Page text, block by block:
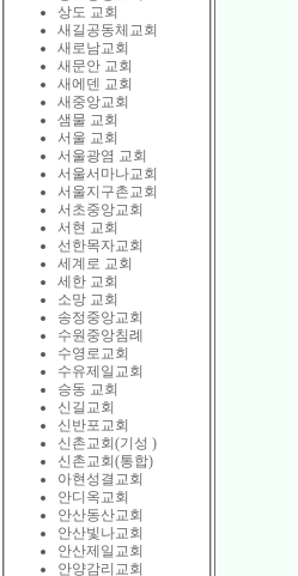
상도 교회
새길공동체교회
새로남교회
새문안 교회
새에덴 교회
새중앙교회
샘물 교회
서울 교회
서울광염 교회
서울서마나교회
서울지구촌교회
서초중앙교회
서현 교회
선한목자교회
세계로 교회
세한 교회
소망 교회
송정중앙교회
수원중앙침례
수영로교회
수유제일교회
승동 교회
신길교회
신반포교회
신촌교회(기성 )
신촌교회(통합)
아현성결교회
안디옥교회
안산동산교회
안산빛나교회
안산제일교회
안양감리교회